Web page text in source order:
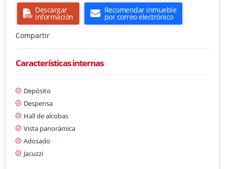
Descargar
información
Recomendar inmueble
por correo electrónico
Compartir
Características internas
Depósito
Despensa
Hall de alcobas
Vista panorámica
Adosado
Jacuzzi